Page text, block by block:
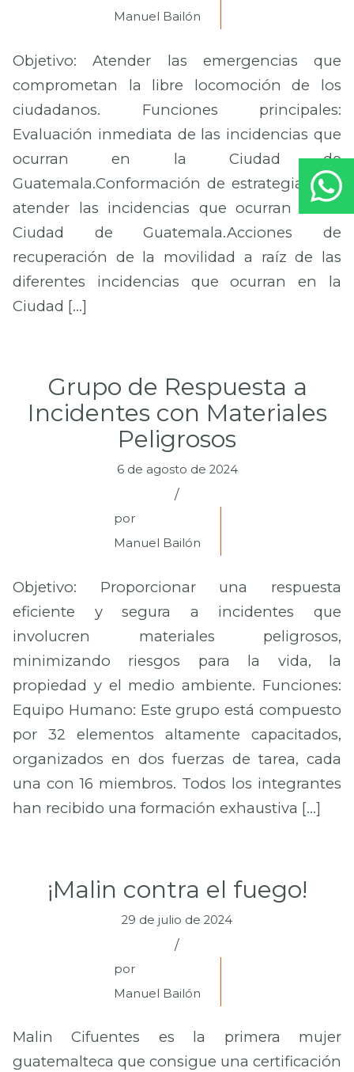
Manuel Bailón
Objetivo: Atender las emergencias que
comprometan la libre locomoción de los
ciudadanos. Funciones principales:
Evaluación inmediata de las incidencias que
ocurran en la Ciudad de
Guatemala.Conformación de estrategia para
atender las incidencias que ocurran en la
Ciudad de Guatemala.Acciones de
recuperación de la movilidad a raíz de las
diferentes incidencias que ocurran en la
Ciudad […]
Grupo de Respuesta a
Incidentes con Materiales
Peligrosos
6 de agosto de 2024
/
por
Manuel Bailón
Objetivo: Proporcionar una respuesta
eficiente y segura a incidentes que
involucren materiales peligrosos,
minimizando riesgos para la vida, la
propiedad y el medio ambiente. Funciones:
Equipo Humano: Este grupo está compuesto
por 32 elementos altamente capacitados,
organizados en dos fuerzas de tarea, cada
una con 16 miembros. Todos los integrantes
han recibido una formación exhaustiva […]
¡Malin contra el fuego!
29 de julio de 2024
/
por
Manuel Bailón
Malin Cifuentes es la primera mujer
guatemalteca que consigue una certificación